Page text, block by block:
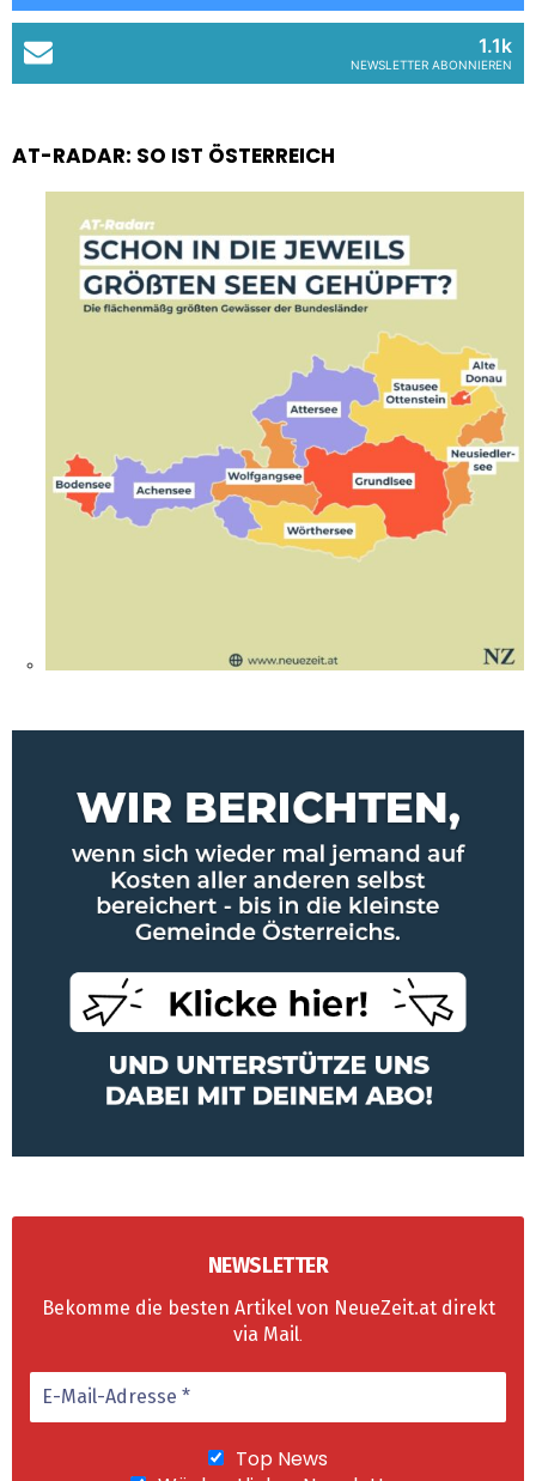
1.1k
NEWSLETTER ABONNIEREN
AT-RADAR: SO IST ÖSTERREICH
NEWSLETTER
Bekomme die besten Artikel von NeueZeit.at direkt
via Mail.
Top News